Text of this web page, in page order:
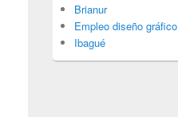
Brianur
Empleo diseño gráfico
Ibagué